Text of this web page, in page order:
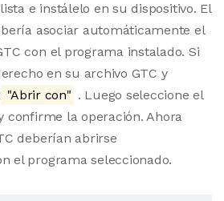
e instálelo en su dispositivo. El
asociar automáticamente el
con el programa instalado. Si
en su archivo GTC y
"Abrir con" . Luego seleccione el
confirme la operación. Ahora
deberían abrirse
el programa seleccionado.